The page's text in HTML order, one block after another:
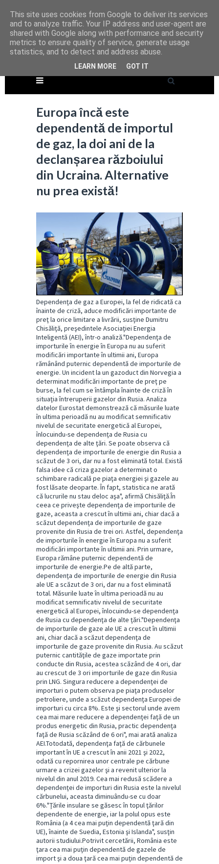
Europa încă este
dependentă de importul
de gaz, la doi ani de la
declanșarea războiului
din Ucraina. Alternative
nu prea există!
Dependenţa de gaz a Europei, la fel de ridicată ca
înainte de criză, aduce modificări importante de
preţ la orice limitare a livrării, susţine Dumitru
Chisăliţă, preşedintele Asociaţiei Energia
Inteligentă (AEI), într-o analiză."Dependenţa de
importurile în energie în Europa nu au suferit
modificări importante în ultimii ani, Europa
rămânând puternic dependentă de importurile de
energie. Un incident la un gazoduct din Norvegia a
determinat modificări importante de preţ pe
burse, la fel cum se întâmpla înainte de criză în
situaţia întreruperii gazelor din Rusia. Analiza
datelor Eurostat demonstrează că măsurile luate
în ultima perioadă nu au modificat semnificativ
nivelul de securitate energetică al Europei,
înlocuindu-se dependenţa de Rusia cu
dependenţa de alte ţări. Se poate observa că
dependenţa de importurile de energie din Rusia a
scăzut de 3 ori, dar nu a fost eliminată total. Există
falsa idee că criza gazelor a determinat o
schimbare radicală pe piaţa energiei şi gazele au
fost lăsate deoparte. În fapt, statistica ne arată
că lucrurile nu stau deloc aşa", afirmă Chisăliţă.În
ceea ce priveşte dependenţa de importurile de
gaze, aceasta a crescut în ultimii ani, chiar dacă a
scăzut dependenţa de importurile de gaze
provenite din Rusia de trei ori. Astfel, dependenţa
de importurile în energie în Europa nu a suferit
modificări importante în ultimii ani. Prin urmare,
Europa rămâne puternic dependentă de
importurile de energie.Pe de altă parte,
dependenţa de importurile de energie din Rusia
ale UE a scăzut de 3 ori, dar nu a fost eliminată
total. Măsurile luate în ultima perioadă nu au
modificat semnificativ nivelul de securitate
energetică al Europei, înlocuindu-se dependenţa
de Rusia cu dependenţa de alte ţări."Dependenţa
de importurile de gaze ale UE a crescut în ultimii
ani, chiar dacă a scăzut dependenţa de
importurile de gaze provenite din Rusia. Au scăzut
puternic cantităţile de gaze importate prin
conducte din Rusia, acestea scăzând de 4 ori, dar
au crescut de 3 ori importurile de gaze din Rusia
prin LNG. Singura reducere a dependenţei de
importuri o putem observa pe piaţa produselor
petroliere, unde a scăzut dependenţa Europei de
importuri cu circa 8%. Este şi sectorul unde avem
cea mai mare reducere a dependenţei faţă de un
produs energetic din Rusia, practic dependenţa
faţă de Rusia scăzând de 6 ori", mai arată analiza
AEI.Totodată, dependenţa faţă de cărbunele
important în UE a crescut în anii 2021 şi 2022,
odată cu repornirea unor centrale pe cărbune
urmare a crizei gazelor şi a revenit ulterior la
nivelul din anul 2019. Cea mai redusă scădere a
dependenţei de importuri din Rusia este la nivelul
cărbunelui, aceasta diminuându-se cu doar
6%."Ţările insulare se găsesc în topul ţărilor
dependente de energie, iar la polul opus este
România (a 4 cea mai puţin dependentă ţară din
UE), înainte de Suedia, Estonia şi Islanda", susţin
autorii studiului.Potrivit cercetării, România este
ţara cea mai puţin dependentă de gazele de
import şi a doua ţară cea mai puţin dependentă de
This site uses cookies from Google to deliver its services
and to analyze traffic. Your IP address and user-agent are
shared with Google along with performance and security
metrics to ensure quality of service, generate usage
statistics, and to detect and address abuse.
LEARN MORE GOT IT